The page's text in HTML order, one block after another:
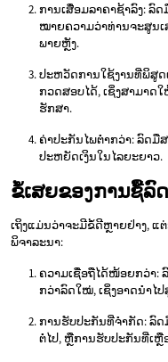
ການເສື່ອມລາຄາຊ້າລົງ: ລົ
ໝາຍຄວາມວ່າທ່ານຈະສູນ
ພາຍຫຼັງ.
ປະຫວັດການໃຊ້ງານທີ່ພິສູ
ກວດສອບໄດ້, ເຊິ່ງສາມາດ
ຮັກສາ.
ຄ່າປະກັນໄພຕ່ຳກວ່າ: ລົດມື
ປະຫຍັດເງິນໃນໄລຍະຍາວ.
ຂໍ້ເສຍຂອງການຊື້ລົ
ເຖິງແມ່ນວ່າຈະມີຂໍ້ດີຫຼາຍຢ່າງ, ແ
ພິຈາລະນາ:
ຄວາມເຊື່ອຖືໄດ້ໜ້ອຍກວ່າ:
ກວ່າລົດໃໝ່, ເຊິ່ງອາດນຳໄ
ການຮັບປະກັນທີ່ຈຳກັດ: ລົດ
ຕໍ່ໄປ, ຫຼືການຮັບປະກັນທີ່ເຫຼື